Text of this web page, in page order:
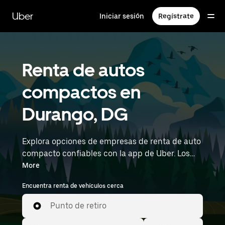
contenido
principal
Uber Iniciar sesión Regístrate
Renta de autos
compactos en
Durango, DG
Explora opciones de empresas de renta de auto
compacto confiables con la app de Uber. Los
autos compactos te ayudan a conducir y
estacionar con facilidad, lo que los convierte en
una opción práctica en ciudades o durante
escapadas de fin de semana. Ingresa la hora y
la ubicación (por ejemplo, General Guadalupe
More
Encuentra renta de vehículos cerca
Punto de retiro